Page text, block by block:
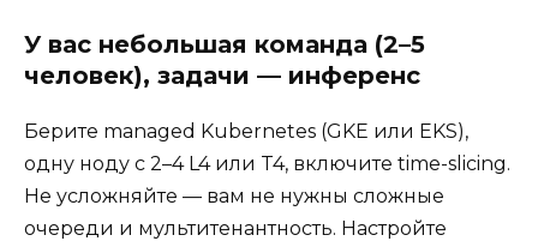
У вас небольшая команда (2–5
человек), задачи — инференс
Берите managed Kubernetes (GKE или EKS),
одну ноду с 2–4 L4 или T4, включите time-slicing.
Не усложняйте — вам не нужны сложные
очереди и мультитенантность. Настройте